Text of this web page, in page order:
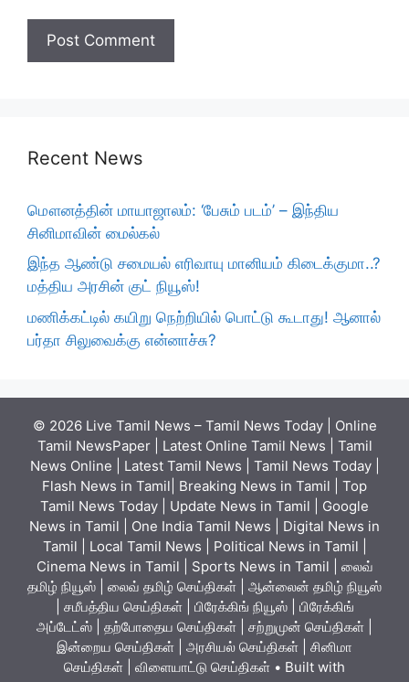
Recent News
மௌனத்தின் மாயாஜாலம்: ‘பேசும் படம்’ – இந்திய
சினிமாவின் மைல்கல்
இந்த ஆண்டு சமையல் எரிவாயு மானியம் கிடைக்குமா..?
மத்திய அரசின் குட் நியூஸ்!
மணிக்கட்டில் கயிறு நெற்றியில் பொட்டு கூடாது! ஆனால்
பர்தா சிலுவைக்கு என்னாச்சு?
© 2026 Live Tamil News – Tamil News Today | Online
Tamil NewsPaper | Latest Online Tamil News | Tamil
News Online | Latest Tamil News | Tamil News Today |
Flash News in Tamil| Breaking News in Tamil | Top
Tamil News Today | Update News in Tamil | Google
News in Tamil | One India Tamil News | Digital News in
Tamil | Local Tamil News | Political News in Tamil |
Cinema News in Tamil | Sports News in Tamil | லைவ்
தமிழ் நியூஸ் | லைவ் தமிழ் செய்திகள் | ஆன்லைன் தமிழ் நியூஸ்
| சமீபத்திய செய்திகள் | பிரேக்கிங் நியூஸ் | பிரேக்கிங்
அப்டேட்ஸ் | தற்போதைய செய்திகள் | சற்றுமுன் செய்திகள் |
இன்றைய செய்திகள் | அரசியல் செய்திகள் | சினிமா
செய்திகள் | விளையாட்டு செய்திகள் • Built with